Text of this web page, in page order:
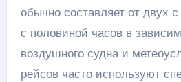
обычно составляет от двух
с половиной часов в
воздушного судна и
рейсов часто используют